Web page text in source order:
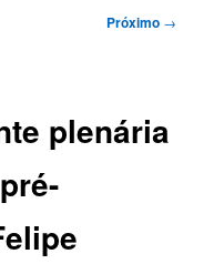
Próximo →
plenária